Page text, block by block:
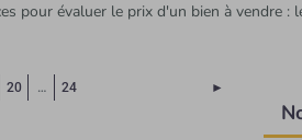
pour évaluer le prix d'un bien à vendre :
20 … 24 ►